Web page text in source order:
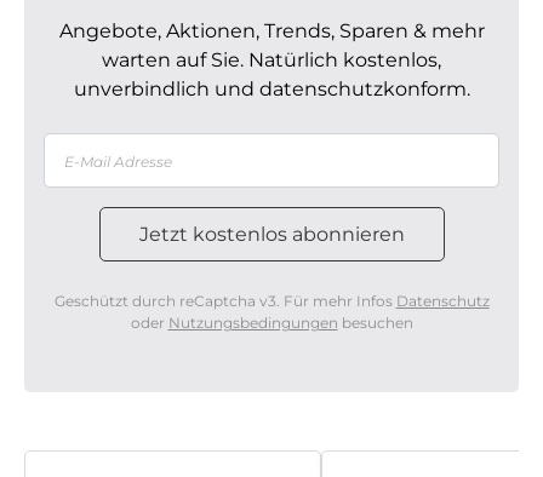
Angebote, Aktionen, Trends, Sparen & mehr
warten auf Sie. Natürlich kostenlos,
unverbindlich und datenschutzkonform.
Geschützt durch reCaptcha v3. Für mehr Infos Datenschutz
oder Nutzungsbedingungen besuchen